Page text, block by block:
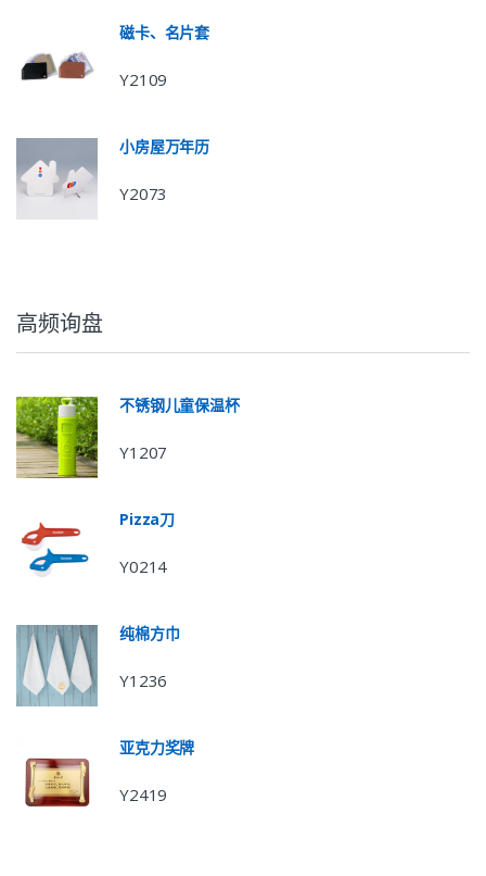
磁卡、名片套
Y2109
小房屋万年历
Y2073
高频询盘
不锈钢儿童保温杯
Y1207
Pizza刀
Y0214
纯棉方巾
Y1236
亚克力奖牌
Y2419